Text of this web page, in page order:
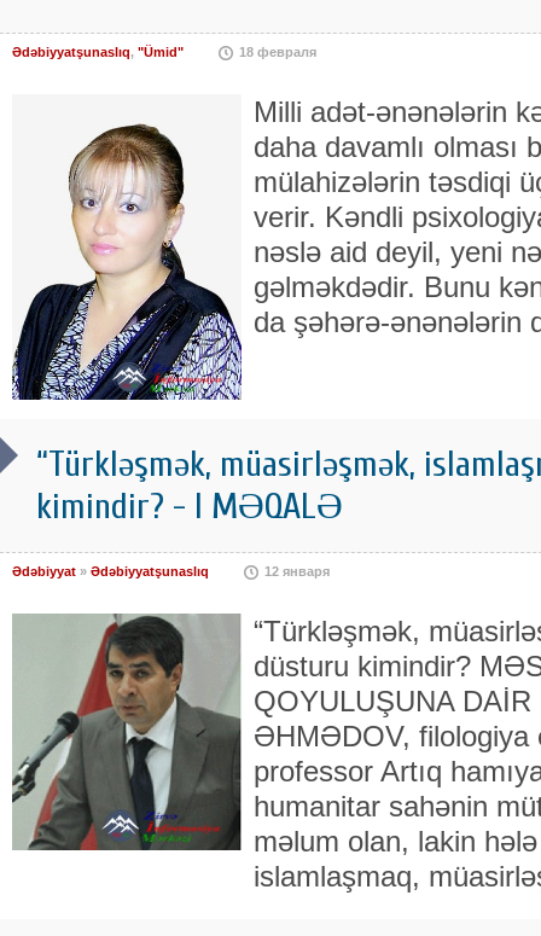
Ədəbiyyatşunaslıq, "Ümid" 18 февраля
Milli adət-ənənələrin
daha davamlı olması
mülahizələrin təsdiqi
verir. Kəndli
nəslə aid deyil, yeni
gəlməkdədir. Bunu
da şəhərə-ənənələrin
“Türkləşmək, müasirləşmək,
kimindir? - I MƏQALƏ
Ədəbiyyat » Ədəbiyyatşunaslıq 12 января
“Türkləşmək,
düsturu kimindir?
QOYULUŞUNA
ƏHMƏDOV, filologiya
professor Artıq
humanitar sahənin
məlum olan, lakin
islamlaşmaq,